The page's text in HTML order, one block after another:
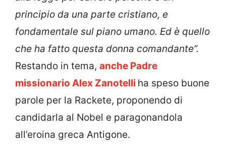
principio da una parte cristiano, e
fondamentale sul piano umano. Ed è quello
che ha fatto questa donna comandante”.
Restando in tema, anche Padre
missionario Alex Zanotelli ha speso buone
parole per la Rackete, proponendo di
candidarla al Nobel e paragonandola
all’eroina greca Antigone.